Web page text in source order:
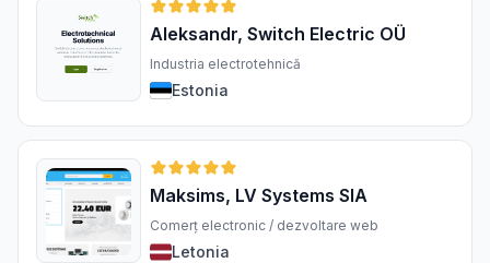
Aleksandr, Switch Electric OÜ
Industria electrotehnică
Estonia
Maksims, LV Systems SIA
Comerț electronic / dezvoltare web
Letonia